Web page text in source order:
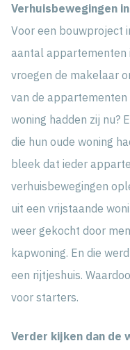
Verhuisbewegingen
Voor een bouwproject
aantal appartementen
vroegen de makelaar
van de appartementen
woning hadden zij nu?
die hun oude woning
bleek dat ieder
verhuisbewegingen
uit een vrijstaande
weer gekocht door
kapwoning. En die
een rijtjeshuis.
voor starters.
Verder kijken dan de